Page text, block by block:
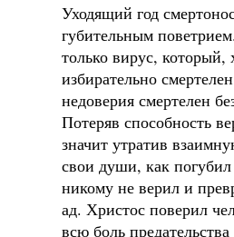
Уходящий год
губительным
только вирус, который,
избирательно
недоверия смертелен
Потеряв способность
значит утратив
свои души, как
никому не верил и
ад. Христос поверил
всю боль